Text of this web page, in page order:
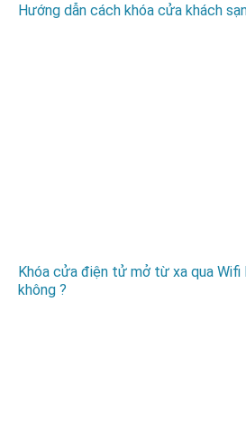
Hướng dẫn cách khóa cửa khách
Khóa cửa điện tử mở từ xa qua Wifi
không ?